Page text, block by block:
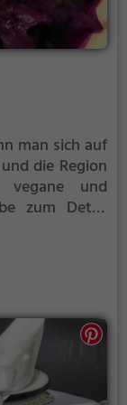
man sich auf
die Region
vegane und
zum Detail
Getränken
traditionelle
Das
Vielfalt der